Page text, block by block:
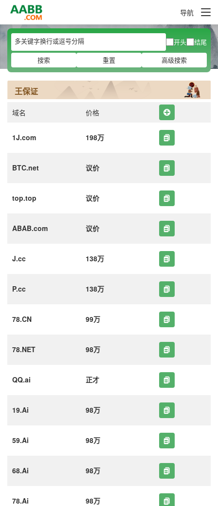
导航
开头
结尾
搜索
重置 高级搜索
王保证
域名 价格
1J.com 198万
BTC.net 议价
top.top 议价
ABAB.com 议价
J.cc 138万
P.cc 138万
78.CN 99万
78.NET 98万
QQ.ai 正才
19.Ai 98万
59.Ai 98万
68.Ai 98万
78.Ai 98万